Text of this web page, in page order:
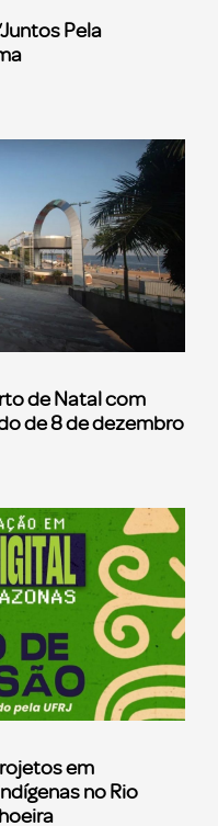
Pela
de Natal com
de 8 de dezembro
em
no Rio